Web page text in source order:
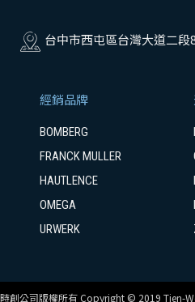
台中市西屯區台灣大道二段
經銷品牌
BOMBERG
FRANCK MULLER
HAUTLENCE
OMEGA
URWERK
創公司版權所有 Copyright © 2019 Tien-